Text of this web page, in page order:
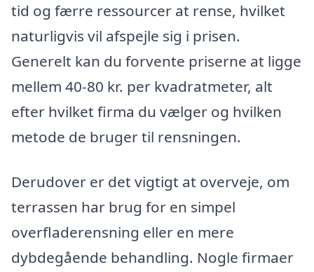
tid og færre ressourcer at rense, hvilket
naturligvis vil afspejle sig i prisen.
Generelt kan du forvente priserne at ligge
mellem 40-80 kr. per kvadratmeter, alt
efter hvilket firma du vælger og hvilken
metode de bruger til rensningen.
Derudover er det vigtigt at overveje, om
terrassen har brug for en simpel
overfladerensning eller en mere
dybdegående behandling. Nogle firmaer